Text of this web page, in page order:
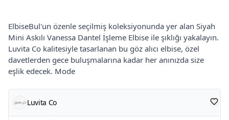
ElbiseBul'un özenle seçilmiş koleksiyonunda yer alan Siyah
Mini Askılı Vanessa Dantel İşleme Elbise ile şıklığı yakalayın.
Luvita Co kalitesiyle tasarlanan bu göz alıcı elbise, özel
davetlerden gece buluşmalarına kadar her anınızda size
eşlik edecek. Mode
Luvita Co